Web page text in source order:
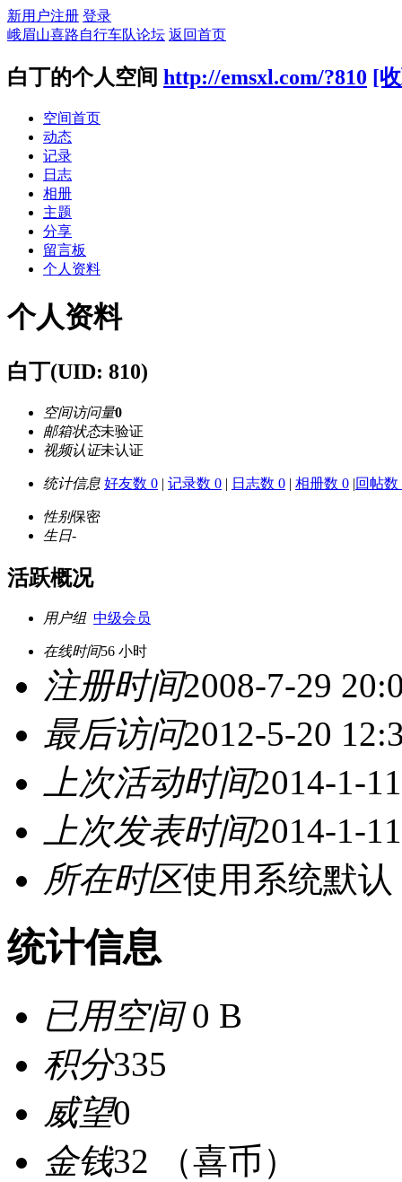
新用户注册 登录
峨眉山喜路自行车队论坛 返回首页
白丁的个人空间 http://emsxl.com/?810 [
空间首页
动态
记录
日志
相册
主题
分享
留言板
个人资料
个人资料
白丁(UID: 810)
空间访问量0
邮箱状态未验证
视频认证未认证
统计信息 好友数 0 | 记录数 0 | 日志数 0 | 相册数 0 |回帖数
性别保密
生日-
活跃概况
用户组 中级会员
在线时间56 小时
注册时间2008-7-29
最后访问2012-5-20
上次活动时间2014-1-
上次发表时间2014-1-
所在时区使用系统默认
统计信息
已用空间0 B
积分335
威望0
金钱32 （喜币）